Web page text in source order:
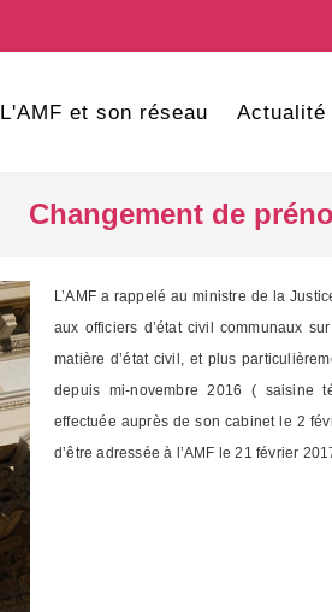
L'AMF et son réseau Actualité
Changement de
L’AMF a rappelé au ministre de la
aux officiers d’état civil communaux
matière d’état civil, et plus
depuis mi-novembre 2016 ( saisine
effectuée auprès de son cabinet le 2
d’être adressée à l’AMF le 21 février